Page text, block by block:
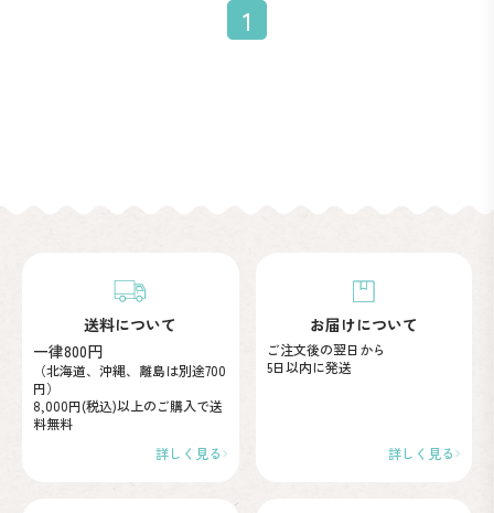
1
送料について
一律800円
（北海道、沖縄、離島は別途700
円）
8,000円(税込)以上のご購入で送
料無料
詳しく見る
お届けについて
ご注文後の翌日から
5日以内に発送
詳しく見る